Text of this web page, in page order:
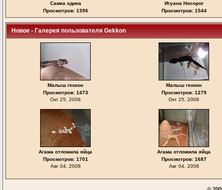
Самка эдика
Просмотров: 1396
Игуана Носорог
Просмотров: 1544
Новое - Галерея пользователя Gekkon
Малыш геккон
Просмотров: 1473
Окт 25, 2008
Малыш геккон
Просмотров: 1279
Окт 25, 2008
Агама отложила яйца
Просмотров: 1701
Авг 04, 2008
Агама отложила яйца
Просмотров: 1687
Авг 04, 2008